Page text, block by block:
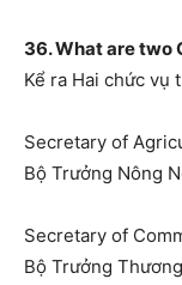
36. What are two
Kể ra Hai chức vụ
Secretary of
Bộ Trưởng Nông
Secretary of
Bộ Trưởng